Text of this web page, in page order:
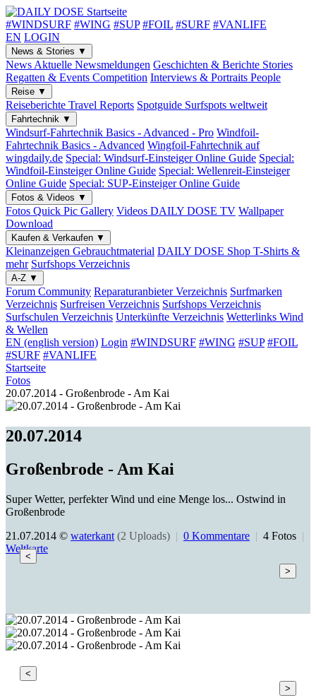
#WINDSURF #WING #SUP #FOIL #SURF #VANLIFE
EN LOGIN
News & Stories ▼
News Aktuelle Newsmeldungen Geschichten & Berichte Stories
Regatten & Events Competition Interviews & Portraits People
Reise ▼
Reiseberichte Travel Reports Spotguide Surfspots weltweit
Fahrtechnik ▼
Windsurf-Fahrtechnik Basics - Advanced - Pro Windfoil-
Fahrtechnik Basics - Advanced Wingfoil-Fahrtechnik auf
wingdaily.de Special: Windsurf-EinsteigerOnline Guide Special:
Windfoil-EinsteigerOnline Guide Special: Wellenreit-Einsteiger
Online Guide Special: SUP-EinsteigerOnline Guide
Fotos & Videos ▼
Fotos Quick Pic Gallery Videos DAILY DOSE TV Wallpaper
Download
Kaufen & Verkaufen ▼
Kleinanzeigen Gebrauchtmaterial DAILY DOSE Shop T-Shirts &
mehr Surfshops Verzeichnis
A-Z ▼
Forum Community ReparaturanbieterVerzeichnis Surfmarken
Verzeichnis Surfreisen Verzeichnis Surfshops Verzeichnis
Surfschulen Verzeichnis Unterkünfte Verzeichnis Wetterlinks Wind
& Wellen
EN (english version) Login #WINDSURF #WING #SUP #FOIL
#SURF #VANLIFE
Startseite
Fotos
20.07.2014 - Großenbrode - Am Kai
20.07.2014
Großenbrode - Am Kai
Super Wetter, perfekter Wind und eine Menge los... Ostwind in
Großenbrode
21.07.2014 © waterkant (2 Uploads) | 0 Kommentare | 4 Fotos |
Weltkarte
<
>
<
>